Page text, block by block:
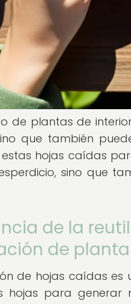
de plantas de
que también
hojas caídas
sino que
de la
de
de hojas caídas
hojas para generar